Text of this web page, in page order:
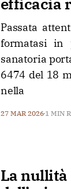
Passata
formatasi in
sanatoria
6474 del 18
nella
27 MAR 2026 1 MIN
La nullità